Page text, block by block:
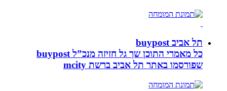
תל אביב buypost
כל מאמרי התוכן שך גל חזיזה מנכ”ל buypost
שפורסמו באתר תל אביב ברשת mcity